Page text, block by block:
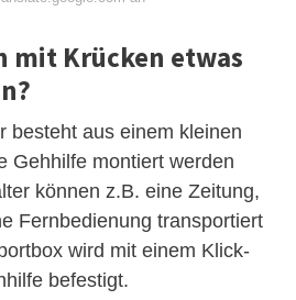
mit Krücken etwas
besteht aus einem kleinen
Gehhilfe montiert werden
können z.B. eine Zeitung,
Fernbedienung transportiert
wird mit einem Klick-
befestigt.